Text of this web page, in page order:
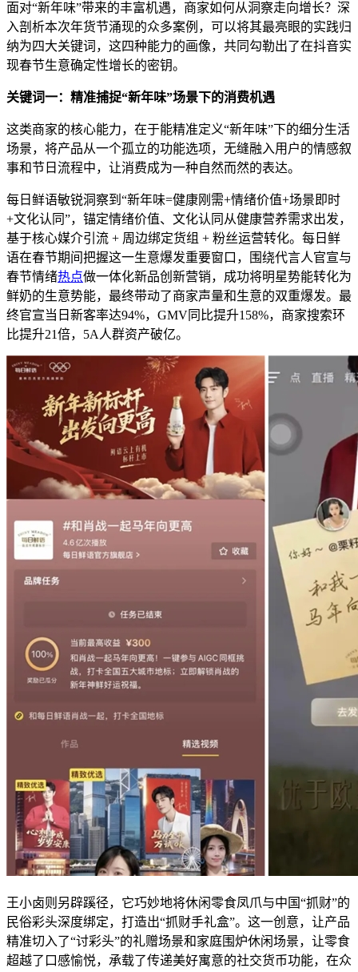
面对“新年味”带来的丰富机遇，商家如何从洞察走向增长？深
入剖析本次年货节涌现的众多案例，可以将其最亮眼的实践归
纳为四大关键词，这四种能力的画像，共同勾勒出了在抖音实
现春节生意确定性增长的密钥。
关键词一：精准捕捉“新年味”场景下的消费机遇
这类商家的核心能力，在于能精准定义“新年味”下的细分生活
场景，将产品从一个孤立的功能选项，无缝融入用户的情感叙
事和节日流程中，让消费成为一种自然而然的表达。
每日鲜语敏锐洞察到“新年味=健康刚需+情绪价值+场景即时
+文化认同”，锚定情绪价值、文化认同从健康营养需求出发，
基于核心媒介引流 + 周边绑定货组 + 粉丝运营转化。每日鲜
语在春节期间把握这一生意爆发重要窗口，围绕代言人官宣与
春节情绪热点做一体化新品创新营销，成功将明星势能转化为
鲜奶的生意势能，最终带动了商家声量和生意的双重爆发。最
终官宣当日新客率达94%，GMV同比提升158%，商家搜索环
比提升21倍，5A人群资产破亿。
王小卤则另辟蹊径，它巧妙地将休闲零食凤爪与中国“抓财”的
民俗彩头深度绑定，打造出“抓财手礼盒”。这一创意，让产品
精准切入了“讨彩头”的礼赠场景和家庭围炉休闲场景，让零食
超越了口感愉悦，承载了传递美好寓意的社交货币功能，在众